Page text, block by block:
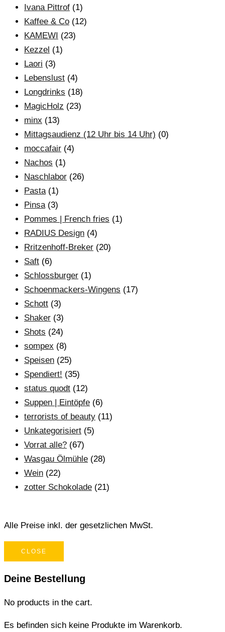
Ivana Pittrof (1)
Kaffee & Co (12)
KAMEWI (23)
Kezzel (1)
Laori (3)
Lebenslust (4)
Longdrinks (18)
MagicHolz (23)
minx (13)
Mittagsaudienz (12 Uhr bis 14 Uhr) (0)
moccafair (4)
Nachos (1)
Naschlabor (26)
Pasta (1)
Pinsa (3)
Pommes | French fries (1)
RADIUS Design (4)
Rritzenhoff-Breker (20)
Saft (6)
Schlossburger (1)
Schoenmackers-Wingens (17)
Schott (3)
Shaker (3)
Shots (24)
sompex (8)
Speisen (25)
Spendiert! (35)
status quodt (12)
Suppen | Eintöpfe (6)
terrorists of beauty (11)
Unkategorisiert (5)
Vorrat alle? (67)
Wasgau Ölmühle (28)
Wein (22)
zotter Schokolade (21)
Alle Preise inkl. der gesetzlichen MwSt.
CLOSE
Deine Bestellung
No products in the cart.
Es befinden sich keine Produkte im Warenkorb.